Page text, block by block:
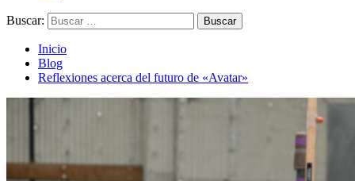
Buscar:
Inicio
Blog
Reflexiones acerca del futuro de «Avatar»